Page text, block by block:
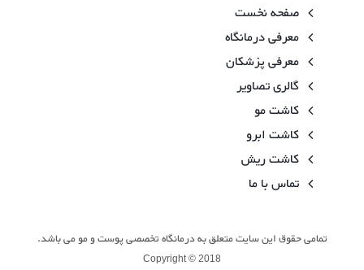
صفحه نخست
معرفی درمانگاه
معرفی پزشکان
گالری تصاویر
کاشت مو
کاشت ابرو
کاشت ریش
تماس با ما
تمامی حقوق این سایت متعلق به درمانگاه تخصصی پوست و مو می باشد.
Copyright © 2018